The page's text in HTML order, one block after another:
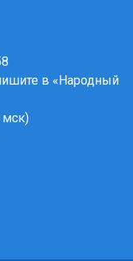
в «Народный
мск)